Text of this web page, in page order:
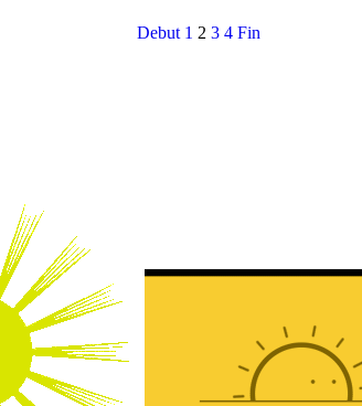
Debut 1 2 3 4 Fin